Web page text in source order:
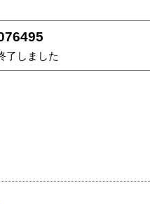
了しました